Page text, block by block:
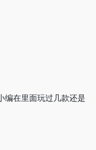
编在里面玩过几款还是